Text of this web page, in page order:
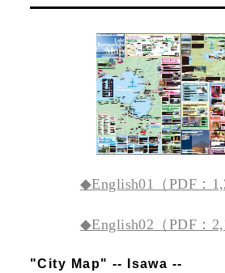
◆English01（PDF：
◆English02（PDF：
"City Map" -- Isawa --